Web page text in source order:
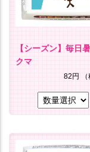
【シーズン】毎日
クマ
82円